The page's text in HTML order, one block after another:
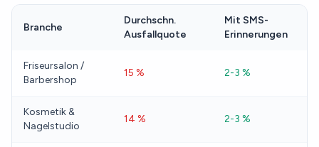
Branche
Durchschn.
Ausfallquote
Mit SMS-
Erinnerungen
Friseursalon /
Barbershop
15 % 2-3 %
Kosmetik &
Nagelstudio
14 % 2-3 %